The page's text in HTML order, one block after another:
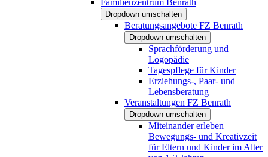
Dropdown umschalten
Beratungsangebote FZ Benrath
Dropdown umschalten
Sprachförderung und
Logopädie
Tagespflege für Kinder
Erziehungs-, Paar- und
Lebensberatung
Veranstaltungen FZ Benrath
Dropdown umschalten
Miteinander erleben –
Bewegungs- und Kreativzeit
für Eltern und Kinder im Alter